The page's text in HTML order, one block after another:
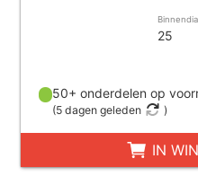
25
50+ onderdelen op
(5 dagen geleden )
IN